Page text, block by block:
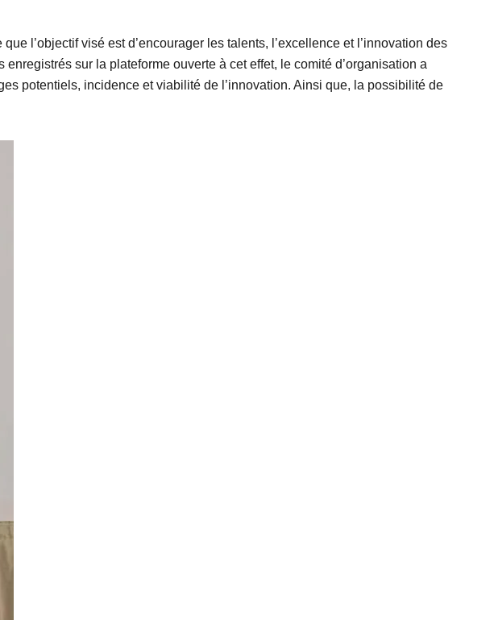
l’objectif visé est d’encourager les talents, l’excellence et l’innovation des
sur la plateforme ouverte à cet effet, le comité d’organisation a
potentiels, incidence et viabilité de l’innovation. Ainsi que, la possibilité de